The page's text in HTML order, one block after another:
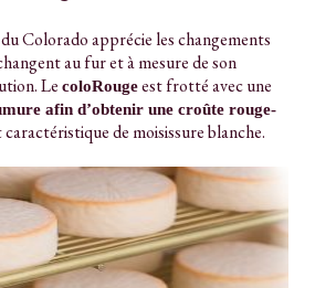
Colorado apprécie les changements
au fur et à mesure de son
Le coloRougeest frotté avec une
afin d’obtenir une croûte rouge-
caractéristique de moisissure blanche.